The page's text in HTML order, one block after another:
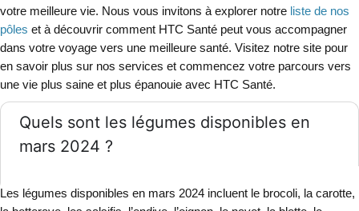
votre meilleure vie. Nous vous invitons à explorer notre liste de nos
pôles et à découvrir comment HTC Santé peut vous accompagner
dans votre voyage vers une meilleure santé. Visitez notre site pour
en savoir plus sur nos services et commencez votre parcours vers
une vie plus saine et plus épanouie avec HTC Santé.
Quels sont les légumes disponibles en
mars 2024 ?
Les légumes disponibles en mars 2024 incluent le brocoli, la carotte,